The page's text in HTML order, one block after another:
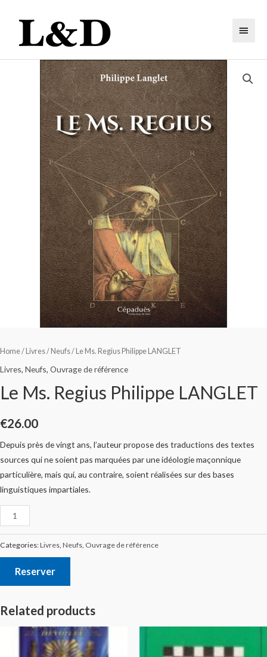
Home/ Livres/ Neufs/ Le Ms. Regius Philippe LANGLET
Livres, Neufs, Ouvrage de référence
Le Ms. Regius Philippe LANGLET
€26.00
Depuis près de vingt ans, l’auteur propose des traductions des textes
sources qui ne soient pas marquées par une idéologie maçonnique
particulière, mais qui, au contraire, soient réalisées sur des bases
linguistiques impartiales.
Categories:Livres Neufs Ouvrage de référence
Reserver
Related products